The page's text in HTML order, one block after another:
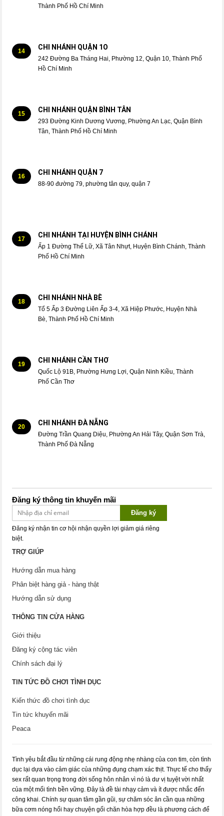
Thành Phố Hồ Chí Minh
14 CHI NHÁNH QUẬN 1O
242 Đường Ba Tháng Hai, Phường 12, Quận 10, Thành Phố
Hồ Chí Minh
15 CHI NHÁNH QUẬN BÌNH TÂN
293 Đường Kinh Dương Vương, Phường An Lạc, Quận Bình
Tân, Thành Phố Hồ Chí Minh
16 CHI NHÁNH QUẬN 7
88-90 đường 79, phường tân quy, quận 7
17 CHI NHÁNH TẠI HUYỆN BÌNH CHÁNH
Ấp 1 Đường Thế Lữ, Xã Tân Nhựt, Huyện Bình Chánh, Thành
Phố Hồ Chí Minh
18 CHI NHÁNH NHÀ BÈ
Tổ 5 Ấp 3 Đường Liên Ấp 3-4, Xã Hiệp Phước, Huyện Nhà
Bè, Thành Phố Hồ Chí Minh
19 CHI NHÁNH CẦN THƠ
Quốc Lộ 91B, Phường Hưng Lợi, Quận Ninh Kiều, Thành
Phố Cần Thơ
20 CHI NHÁNH ĐÀ NẴNG
Đường Trần Quang Diệu, Phường An Hải Tây, Quận Sơn Trà,
Thành Phố Đà Nẵng
Đăng ký thông tin khuyến mãi
Đăng ký
Đăng ký nhận tin cơ hội nhận quyền lợi giảm giá riêng
biệt.
TRỢ GIÚP
Hướng dẫn mua hàng
Phân biệt hàng giả - hàng thật
Hướng dẫn sử dụng
THÔNG TIN CỬA HÀNG
Giới thiệu
Đăng ký cộng tác viên
Chính sách đại lý
TIN TỨC ĐỒ CHƠI TÌNH DỤC
Kiến thức đồ chơi tình dục
Tin tức khuyến mãi
Peaca
Tình yêu bắt đầu từ những cái rung động nhẹ nhàng của con tim, còn tình
dục lại dựa vào cảm giác của những đụng chạm xác thịt. Thực tế cho thấy
sex rất quan trọng trong đời sống hôn nhân vì nó là dư vị tuyệt vời nhất
của một mối tình bền vững. Đây là đề tài nhạy cảm và ít được nhắc đến
công khai. Chính sự quan tâm gần gũi, sự chăm sóc ân cần qua những
bữa cơm nóng hổi hay chuyện gối chăn hòa hợp đều là phương cách để